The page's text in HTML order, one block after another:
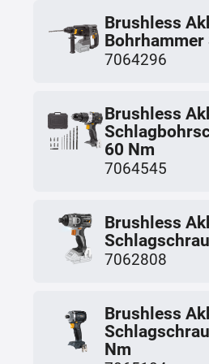
Brushless
Bohrhammer
7064296
Brushless
60 Nm
7064545
Brushless
7062808
Brushless
Nm